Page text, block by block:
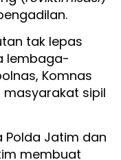
tak lepas
lembaga-
Komnas
masyarakat sipil
Polda Jatim dan
membuat